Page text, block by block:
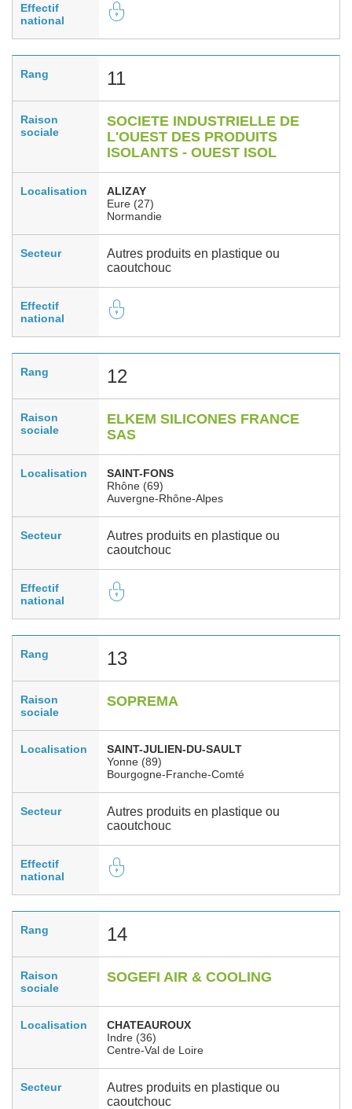
Effectif
national
Rang 11
Raison
sociale
SOCIETE INDUSTRIELLE DE
L'OUEST DES PRODUITS
ISOLANTS - OUEST ISOL
Localisation
ALIZAY
Eure (27)
Normandie
Secteur
Autres produits en plastique ou
caoutchouc
Effectif
national
Rang 12
Raison
sociale
ELKEM SILICONES FRANCE
SAS
Localisation
SAINT-FONS
Rhône (69)
Auvergne-Rhône-Alpes
Secteur
Autres produits en plastique ou
caoutchouc
Effectif
national
Rang 13
Raison
sociale
SOPREMA
Localisation
SAINT-JULIEN-DU-SAULT
Yonne (89)
Bourgogne-Franche-Comté
Secteur
Autres produits en plastique ou
caoutchouc
Effectif
national
Rang 14
Raison
sociale
SOGEFI AIR & COOLING
Localisation
CHATEAUROUX
Indre (36)
Centre-Val de Loire
Secteur
Autres produits en plastique ou
caoutchouc